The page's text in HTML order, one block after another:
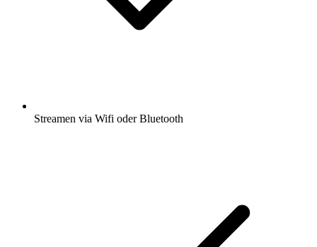
Streamen via Wifi oder Bluetooth